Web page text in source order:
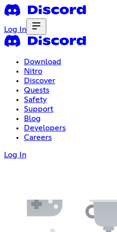
Log In
Download
Nitro
Discover
Quests
Safety
Support
Blog
Developers
Careers
Log In